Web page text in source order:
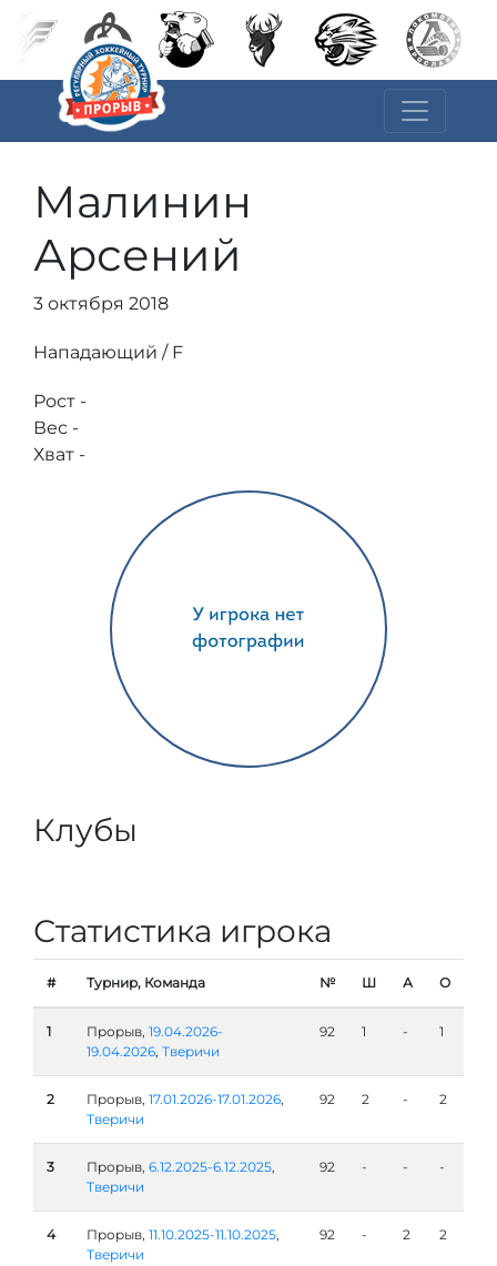
Малинин
Арсений
3 октября 2018
Нападающий / F
Рост -
Вес -
Хват -
Клубы
Статистика игрока
# Турнир, Команда № Ш А О
1 Прорыв, 19.04.2026-
19.04.2026, Тверичи
92 1 - 1
2 Прорыв, 17.01.2026-17.01.2026,
Тверичи
92 2 - 2
3 Прорыв, 6.12.2025-6.12.2025,
Тверичи
92 - - -
4 Прорыв, 11.10.2025-11.10.2025,
Тверичи
92 - 2 2